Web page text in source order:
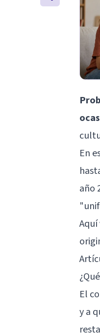
En
año
El
y a